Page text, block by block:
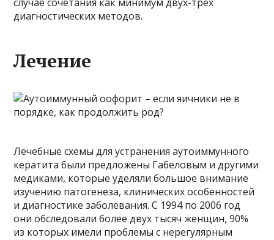
диагностических методов.
Лечение
Лечебные схемы для устранения аутоиммунного
кератита были предложены Габеловым и другими
медиками, которые уделяли большое внимание
изучению патогенеза, клинических особенностей
и диагностике заболевания. С 1994 по 2006 год
они обследовали более двух тысяч женщин, 90%
из которых имели проблемы с нерегулярным